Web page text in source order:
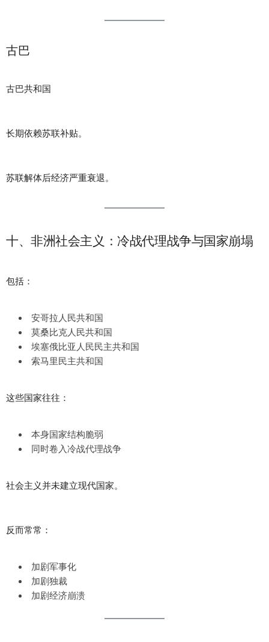
古巴
古巴共和国
长期依赖苏联补贴。
苏联解体后经济严重衰退。
十、非洲社会主义：冷战代理战争与国家崩塌
包括：
安哥拉人民共和国
莫桑比克人民共和国
埃塞俄比亚人民民主共和国
索马里民主共和国
这些国家往往：
本身国家结构脆弱
同时卷入冷战代理战争
社会主义并未建立现代国家。
反而常常：
加剧军事化
加剧独裁
加剧经济崩溃